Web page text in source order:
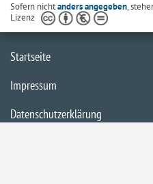
Sofern nichtanders angegeben,
Lizenz
Startseite
Impressum
Datenschutzerklärung